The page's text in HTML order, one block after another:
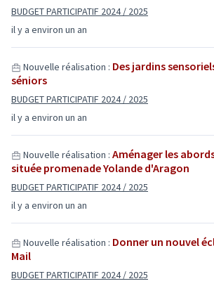
il y a environ un an
BUDGET PARTICIPATIF 2024 / 2025
il y a environ un an
Nouvelle réalisation : Des jardins
séniors
BUDGET PARTICIPATIF 2024 / 2025
il y a environ un an
Nouvelle réalisation : Aménager les
située promenade Yolande d'Aragon
BUDGET PARTICIPATIF 2024 / 2025
Nouvelle réalisation : Donner un nouvel
Mail
BUDGET PARTICIPATIF 2024 / 2025